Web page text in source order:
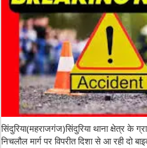
सिंदुरिया(महराजगंज)सिंदुरिया थाना क्षेत्र के
निचलौल मार्ग पर विपरीत दिशा से आ रही दो